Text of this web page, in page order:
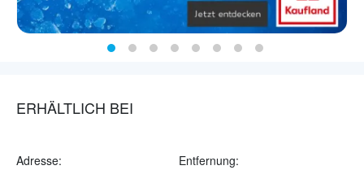
ERHÄLTLICH BEI
Adresse: Entfernung: